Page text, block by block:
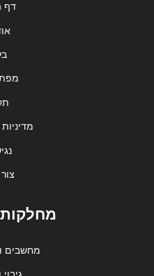
דף
מחלקות
מחשבים